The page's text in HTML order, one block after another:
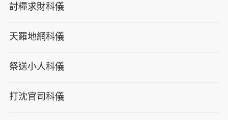
討糧求財科儀
天羅地網科儀
祭送小人科儀
打沈官司科儀